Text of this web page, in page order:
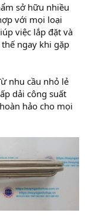
sở hữu nhiều
với mọi loại
việc lắp đặt và
ngay khi gặp
nhu cầu nhỏ lẻ
dải công suất
hảo cho mọi